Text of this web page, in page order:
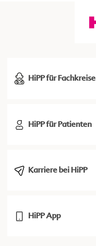
HiPP für Fachkreise
HiPP für Patienten
Karriere bei HiPP
HiPP App